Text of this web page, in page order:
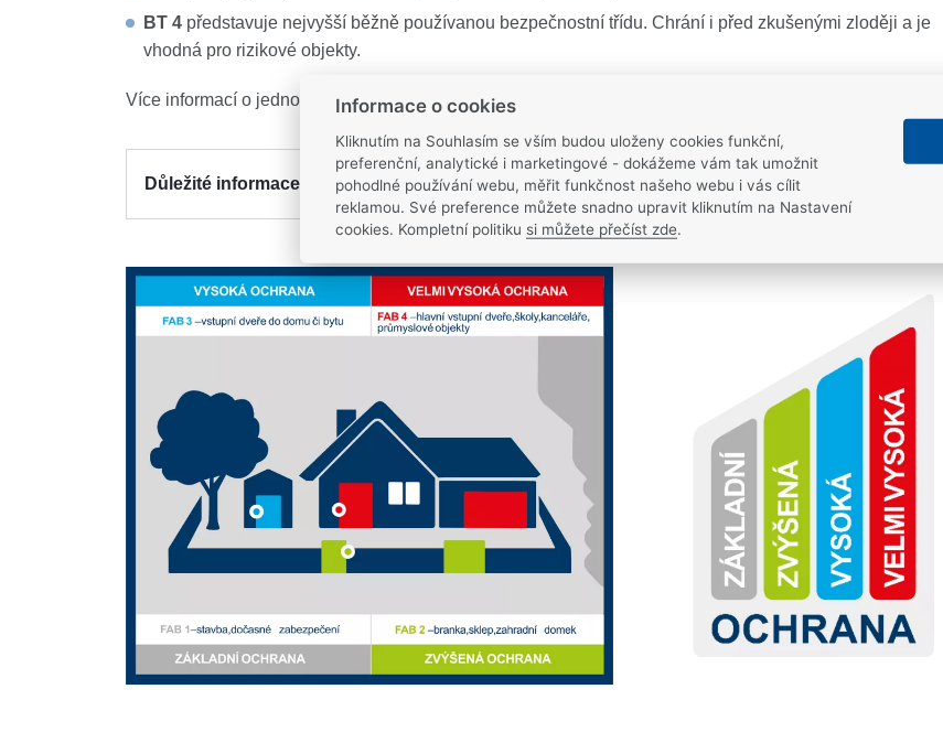
BT 4 představuje nejvyšší běžně používanou bezpečnostní třídu. Chrání i před zkušenými zloději a je
vhodná pro rizikové objekty.
Více informací o jednotlivých třídách najdete v rozbalovacím okně viz níže.
Důležité informace o jednotlivých bezpečnostních třídách
Jde o nejnižší bezpečnostní třídu, na kterou stačí i nezkušený zloděj. Dveře s touto třídou jsou
určeny k zabezpečení méně rizikových objektů. K jejich překonání zloděj využívá fyzického násilí,
jako je kopání. Postačí mu také jednoduché nástroje. Dokáže je rychle a snadno otevřít bez většího
hluku.
Bezpečnostní třída 2
V pořadí druhá nejnižší bezpečnostní třída. Opět slouží k zabezpečení méně rizikových objektů.
Zloději stačí jen fyzická síla a jednoduché nářadí. Avšak dveře již odolají příležitostnému zloději,
který má malé znalosti o zabezpečovacím systému, nemá čas a snaží se nezpůsobit hluk.
Bezpečnostní třída 3
Informace o cookies
Kliknutím na Souhlasím se vším budou uloženy cookies funkční,
preferenční, analytické i marketingové - dokážeme vám tak umožnit
pohodlné používání webu, měřit funkčnost našeho webu i vás cílit
reklamou. Své preference můžete snadno upravit kliknutím na Nastavení
cookies. Kompletní politiku si můžete přečíst zde.